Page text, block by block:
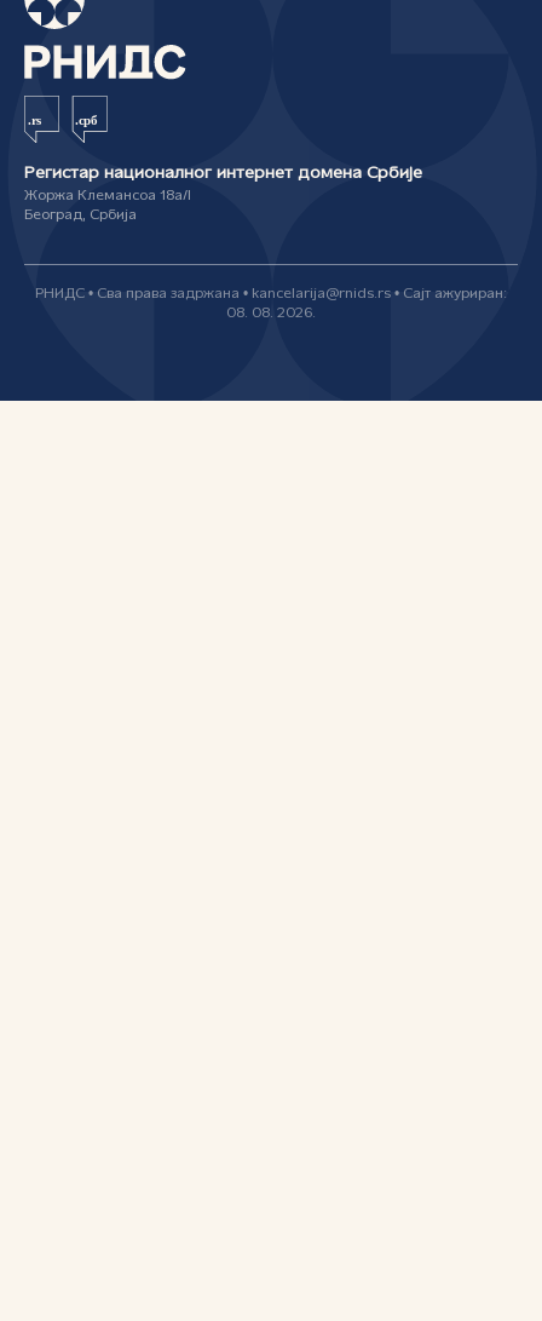
Регистар националног интернет домена Србије
Жоржа Клемансоа 18а/I
Београд, Србија
РНИДС • Сва права задржана • kancelarija@rnids.rs • Сајт ажуриран:
08. 08. 2026.